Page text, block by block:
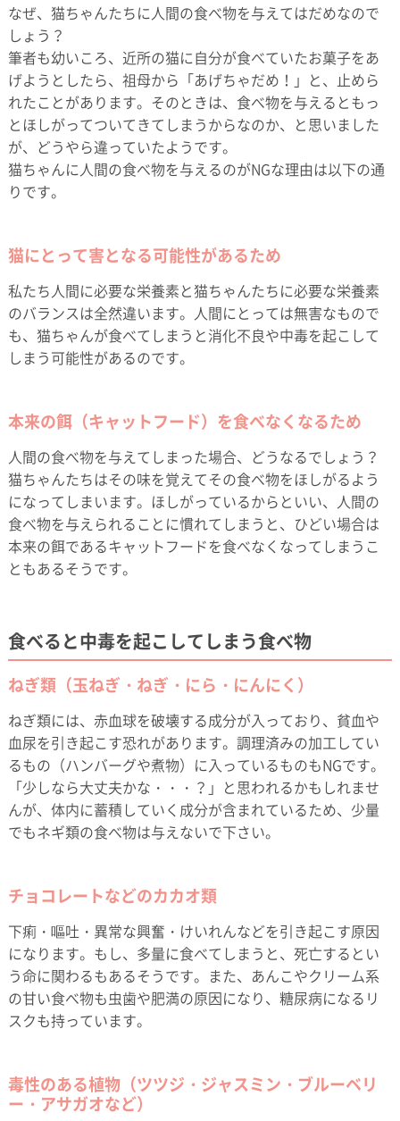
なぜ、猫ちゃんたちに人間の食べ物を与えてはだめなので
しょう？
筆者も幼いころ、近所の猫に自分が食べていたお菓子をあ
げようとしたら、祖母から「あげちゃだめ！」と、止めら
れたことがあります。そのときは、食べ物を与えるともっ
とほしがってついてきてしまうからなのか、と思いました
が、どうやら違っていたようです。
猫ちゃんに人間の食べ物を与えるのがNGな理由は以下の通
りです。
猫にとって害となる可能性があるため
私たち人間に必要な栄養素と猫ちゃんたちに必要な栄養素
のバランスは全然違います。人間にとっては無害なもので
も、猫ちゃんが食べてしまうと消化不良や中毒を起こして
しまう可能性があるのです。
本来の餌（キャットフード）を食べなくなるため
人間の食べ物を与えてしまった場合、どうなるでしょう？
猫ちゃんたちはその味を覚えてその食べ物をほしがるよう
になってしまいます。ほしがっているからといい、人間の
食べ物を与えられることに慣れてしまうと、ひどい場合は
本来の餌であるキャットフードを食べなくなってしまうこ
ともあるそうです。
食べると中毒を起こしてしまう食べ物
ねぎ類（玉ねぎ・ねぎ・にら・にんにく）
ねぎ類には、赤血球を破壊する成分が入っており、貧血や
血尿を引き起こす恐れがあります。調理済みの加工してい
るもの（ハンバーグや煮物）に入っているものもNGです。
「少しなら大丈夫かな・・・？」と思われるかもしれませ
んが、体内に蓄積していく成分が含まれているため、少量
でもネギ類の食べ物は与えないで下さい。
チョコレートなどのカカオ類
下痢・嘔吐・異常な興奮・けいれんなどを引き起こす原因
になります。もし、多量に食べてしまうと、死亡するとい
う命に関わるもあるそうです。また、あんこやクリーム系
の甘い食べ物も虫歯や肥満の原因になり、糖尿病になるリ
スクも持っています。
毒性のある植物（ツツジ・ジャスミン・ブルーベリ
ー・アサガオなど）